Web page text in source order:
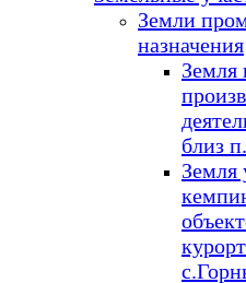
Земли
назначения
Земля
близ
Земля